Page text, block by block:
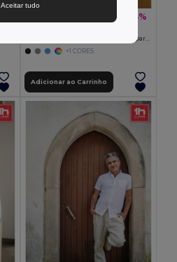
-34%
Camisa oxford de manga comprida para homem
+1 CORES
Adicionar ao Carrinho
Aceitar tudo